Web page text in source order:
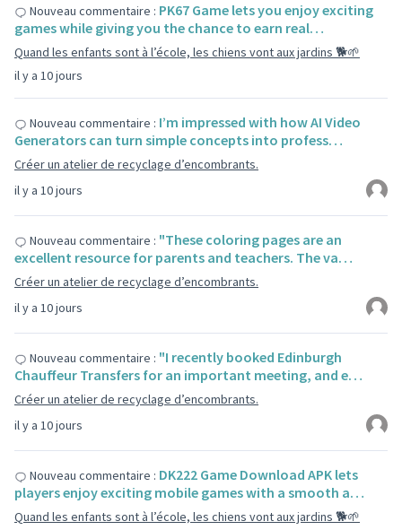
il y a 10 jours
Nouveau commentaire : PK67 Game lets you enjoy exciting
games while giving you the chance to earn real…
Quand les enfants sont à l’école, les chiens vont aux jardins 🐕🌱
il y a 10 jours
Nouveau commentaire : I’m impressed with how AI Video
Generators can turn simple concepts into profess…
Créer un atelier de recyclage d’encombrants.
il y a 10 jours
Nouveau commentaire : "These coloring pages are an
excellent resource for parents and teachers. The va…
Créer un atelier de recyclage d’encombrants.
il y a 10 jours
Nouveau commentaire : "I recently booked Edinburgh
Chauffeur Transfers for an important meeting, and e…
Créer un atelier de recyclage d’encombrants.
Nouveau commentaire : DK222 Game Download APK lets
players enjoy exciting mobile games with a smooth a…
Quand les enfants sont à l’école, les chiens vont aux jardins 🐕🌱